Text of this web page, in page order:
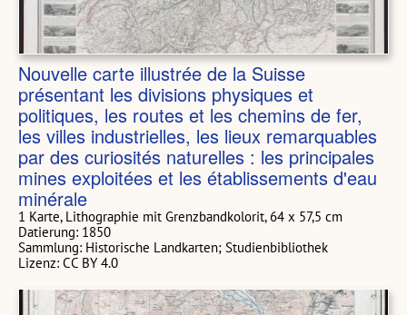
Nouvelle carte illustrée de la Suisse
présentant les divisions physiques et
politiques, les routes et les chemins de fer,
les villes industrielles, les lieux remarquables
par des curiosités naturelles : les principales
mines exploitées et les établissements d'eau
minérale
1 Karte, Lithographie mit Grenzbandkolorit, 64 x 57,5 cm
Datierung: 1850
Sammlung: Historische Landkarten; Studienbibliothek
Lizenz: CC BY 4.0